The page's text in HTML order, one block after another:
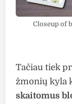
Closeup of
Tačiau tiek
žmonių kyla
skaitomus